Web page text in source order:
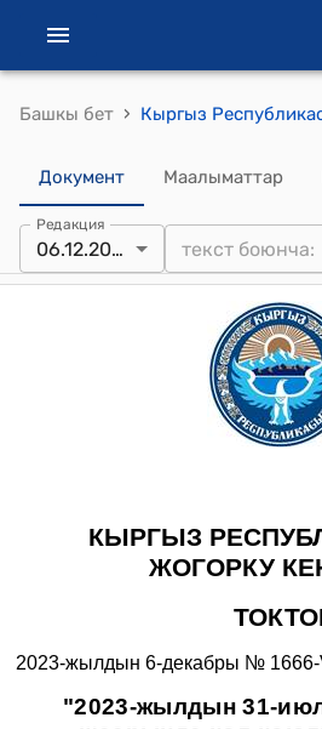
Башкы бет ›
Документ Маалыматтар
Редакция
06.12.2023